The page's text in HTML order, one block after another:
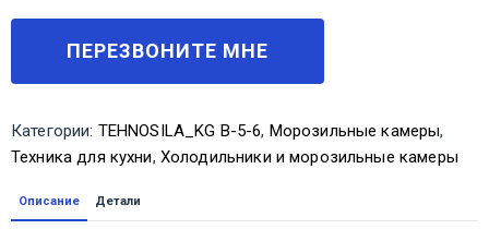
Категории: TEHNOSILA_KG В-5-6, Морозильные камеры,
Техника для кухни, Холодильники и морозильные камеры
Описание Детали